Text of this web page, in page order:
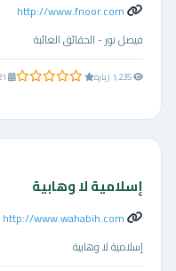
http://www.fnoor.com
فيصل نور - الحقائق الغائبة
0.0 من 5 نجوم 2008-05-21
إسلامية لا وهابية
http://www.wahabih.com
إسلامية لا وهابية